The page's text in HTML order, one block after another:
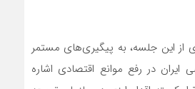
این جلسه، به پیگیری‌های مستمر
در رفع موانع اقتصادی اشاره